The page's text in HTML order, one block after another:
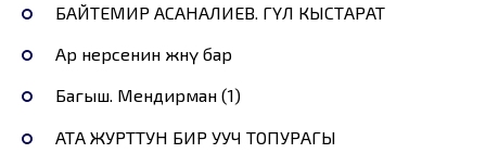
БАЙТЕМИР АСАНАЛИЕВ. ГҮЛ КЫСТАРАТ
Ар нерсенин жөнү бар
Багыш. Мендирман (1)
АТА ЖУРТТУН БИР УУЧ ТОПУРАГЫ